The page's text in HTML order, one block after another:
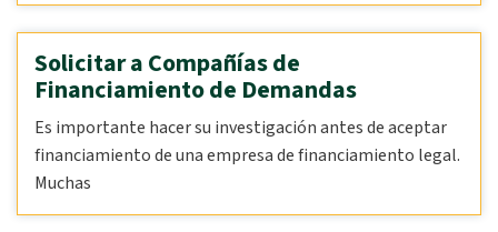
Solicitar a Compañías de
Financiamiento de Demandas
Es importante hacer su investigación antes de aceptar
financiamiento de una empresa de financiamiento legal.
Muchas